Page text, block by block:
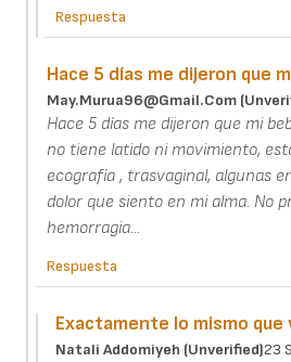
Respuesta
Hace 5 días me dijeron que
May.murua96@gmail.com
Hace 5 días me dijeron que mi
no tiene latido ni movimiento,
ecografía , trasvaginal, algunas
dolor que siento en mi alma. No
hemorragia...
Respuesta
Exactamente lo mismo que
Natali Addomiyeh (unverified)23